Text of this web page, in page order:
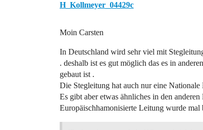
H_Kollmeyer_04429c
Moin Carsten
In Deutschland wird sehr viel mit
. deshalb ist es gut möglich das es in
gebaut ist .
Die Stegleitung hat auch nur eine Nationale
Es gibt aber etwas ähnliches in den
Europäischhamonisierte Leitung wurde mal